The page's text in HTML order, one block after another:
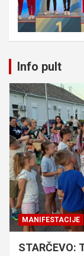
Info pult
MANIFESTACIJE
STARČEVO: